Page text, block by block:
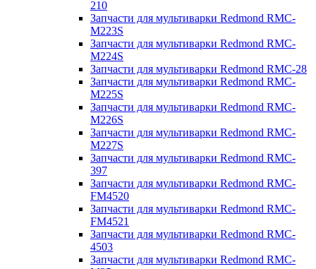
210
Запчасти для мультиварки Redmond RMC-
M223S
Запчасти для мультиварки Redmond RMC-
M224S
Запчасти для мультиварки Redmond RMC-28
Запчасти для мультиварки Redmond RMC-
M225S
Запчасти для мультиварки Redmond RMC-
M226S
Запчасти для мультиварки Redmond RMC-
M227S
Запчасти для мультиварки Redmond RMC-
397
Запчасти для мультиварки Redmond RMC-
FM4520
Запчасти для мультиварки Redmond RMC-
FM4521
Запчасти для мультиварки Redmond RMC-
4503
Запчасти для мультиварки Redmond RMC-